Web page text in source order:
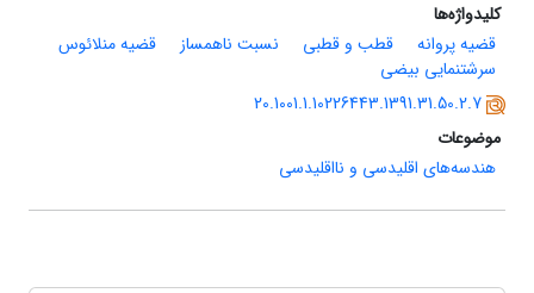
کلیدواژه‌ها
قضیه پروانه
قطب و قطبی نسبت ناهمساز
قضیه منلائوس
سرشتنمایی بیضی
20.1001.1.10226443.1391.31.50.2.7
موضوعات
هندسه‌های اقلیدسی و نااقلیدسی